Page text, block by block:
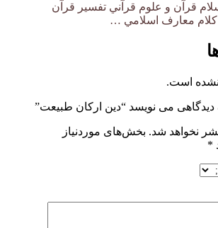
قرآن و علوم قرآني تفسير قرآن
معارف اسلامي …
است.
دیدگاهی می نویسد “دین ارکان طبیعت”
نخواهد شد. بخش‌های موردنیاز
*